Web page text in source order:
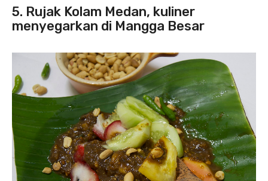
5. Rujak Kolam Medan, kuliner
menyegarkan di Mangga Besar